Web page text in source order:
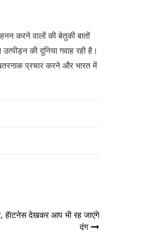
करने वालों की बेतुकी बातों
की दुनिया गवाह रही है।
प्रचार करने और भारत में
हॅाटनेस देखकर आप भी रह जाएंगे
दंग